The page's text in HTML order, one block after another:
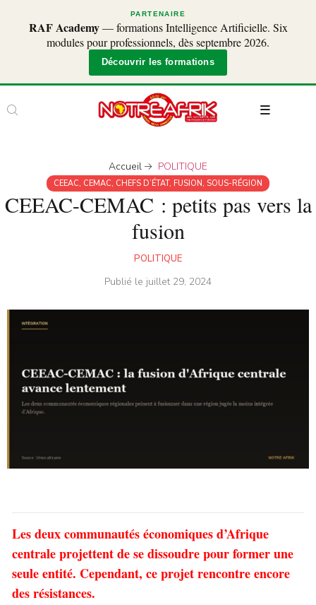
PARTENAIRE
RAF Academy— formations Intelligence Artificielle. Six
modules pour professionnels, dès septembre 2026.
Découvrir les formations
Accueil POLITIQUE
CEEAC, CEMAC, CHEFS D’ÉTAT, FUSION, SOUS-RÉGION
CEEAC-CEMAC : petits pas vers la
fusion
POLITIQUE
Publié le juillet 29, 2024
Les deux communautés économiques d’Afrique
centrale projettent de se dissoudre pour former une
seule entité. Cependant, ce projet rencontre encore
des résistances.